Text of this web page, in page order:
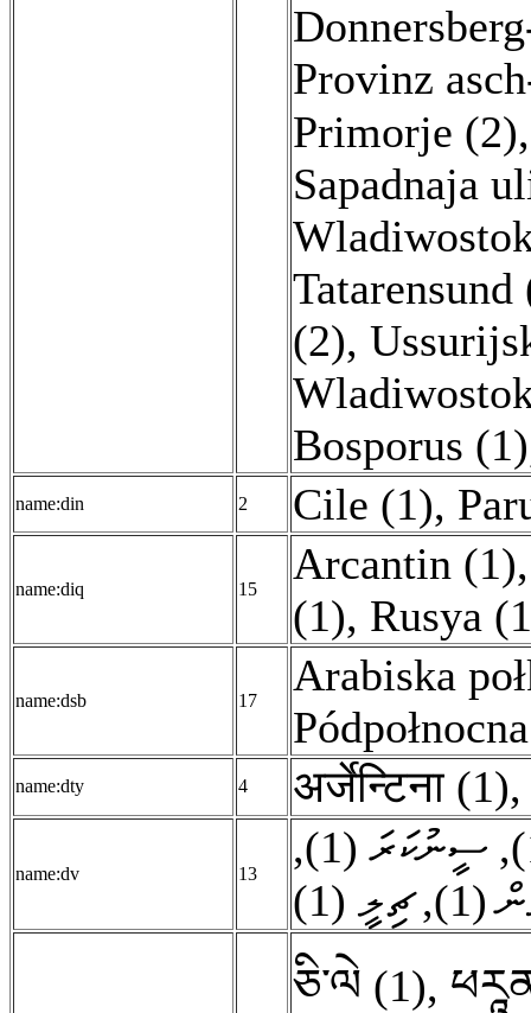
Provinz
Primorje (2)
Sapadnaja
Tatarensund
(2),
Bosporus (1)
name:din 2 Cile (1),
name:diq 15
Arcantin (1)
(1), Rusya
name:dsb 17
Arabiska
name:dty 4 अर्जेन्टिना (1)
name:dv 13
, ސީނުކަރަ (1)
,
(1)
,ޗިލީ (1)
ཅི་ལེ (1),